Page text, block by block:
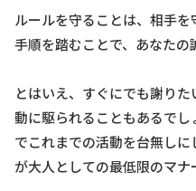
ルールを守ることは、相手
手順を踏むことで、あなたの
とはいえ、すぐにでも謝り
動に駆られることもあるで
でこれまでの活動を台無し
が大人としての最低限のマナ